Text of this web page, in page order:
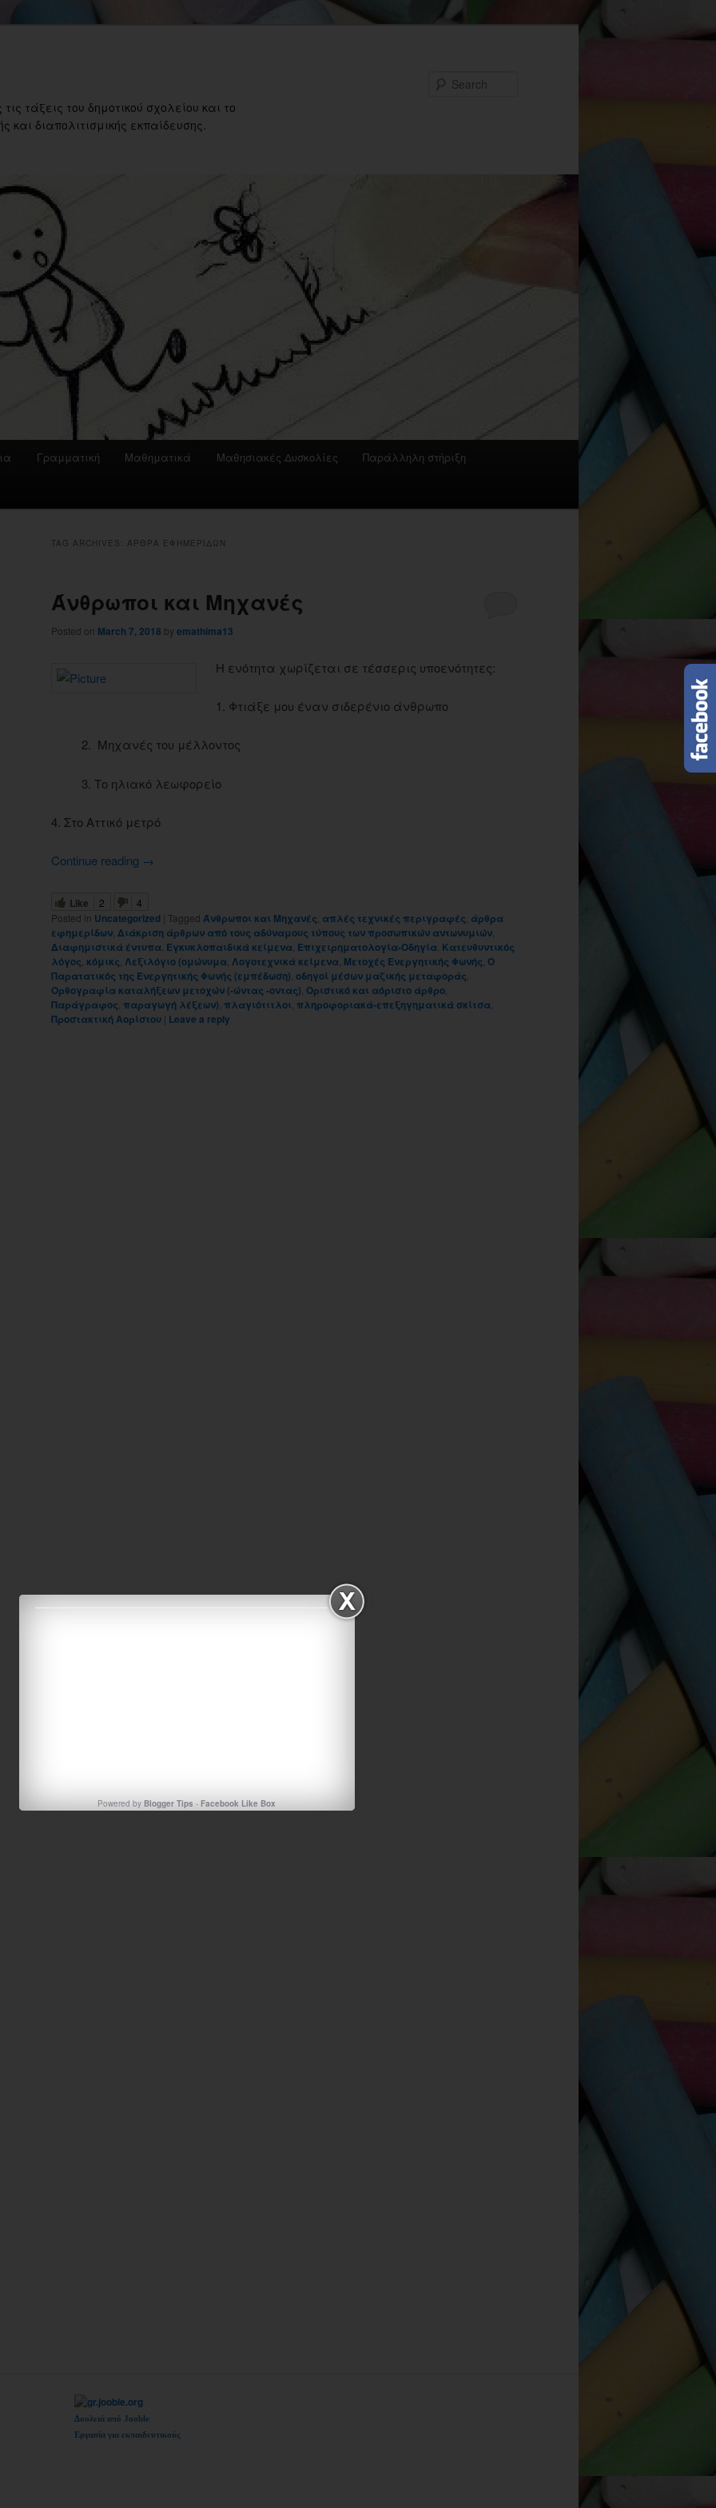
τάξεις του δημοτικού σχολείου και το
διαπολιτισμικής εκπαίδευσης.
Γραμματική Μαθηματικά Μαθησιακές Δυσκολίες Παράλληλη στήριξη
TAG ARCHIVES: ΆΡΘΡΑ ΕΦΗΜΕΡΊΔΩΝ
Άνθρωποι και Μηχανές
Posted on March 7, 2018 by emathima13
Η ενότητα χωρίζεται σε τέσσερις υποενότητες:
1. Φτιάξε μου έναν σιδερένιο άνθρωπο
2. Μηχανές του μέλλοντος
3. Το ηλιακό λεωφορείο
4. Στο Αττικό μετρό
Continue reading →
Like 2
4
Posted in Uncategorized | Tagged Άνθρωποι και Μηχανές απλές τεχνικές περιγραφές άρθρα
εφημερίδων Διάκριση άρθρων από τους αδύναμους τύπους των προσωπικών αντωνυμιών
Διαφημιστικά έντυπα Εγκυκλοπαιδικά κείμενα Επιχειρηματολογία-Οδηγία Κατευθυντικός
λόγος κόμικς Λεξιλόγιο (ομώνυμα Λογοτεχνικά κείμενα Μετοχές Ενεργητικής Φωνής Ο
Παρατατικός της Ενεργητικής Φωνής (εμπέδωση) οδηγοί μέσων μαζικής μεταφοράς
Ορθογραφία καταλήξεων μετοχών (-ώντας -οντας) Οριστικό και αόριστο άρθρο
Παράγραφος παραγωγή λέξεων) πλαγιότιτλοι πληροφοριακά-επεξηγηματικά σκίτσα
Προστακτική Αορίστου | Leave a reply
Powered byBlogger Tips -Facebook Like Box
Δουλειά από Jooble
Εργασία για εκπαιδευτικούς